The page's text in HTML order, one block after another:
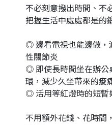
不必刻意撥出時間、不
把握生活中處處都是的
◎ 邊看電視也能邊做，
性關節炎
◎ 即使長時間坐在辦公
環，減少久坐帶來的痠
◎ 活用等紅燈時的短暫
不用額外花錢、花時間